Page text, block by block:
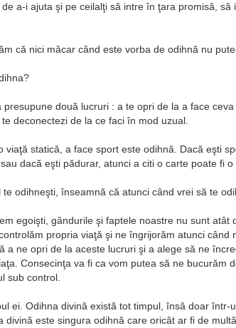
a-i ajuta şi pe ceilalţi să intre în ţara promisă,
că nici măcar când este vorba de odihnă nu
presupune două lucruri : a te opri de la a face
deconectezi de la ce faci în mod uzual.
viaţă statică, a face sport este odihnă. Dacă eşti
dacă eşti pădurar, atunci a citi o carte poate fi
te odihneşti, înseamnă că atunci când vrei să te
egoişti, gândurile şi faptele noastre nu sunt atât
propria viaţă şi ne îngrijorăm atunci când
a ne opri de la aceste lucruri şi a alege să ne
Consecinţa va fi ca vom putea să ne bucurăm
sub control.
ei. Odihna divină există tot timpul, însă doar într-
divină este singura odihnă care oricât ar fi de